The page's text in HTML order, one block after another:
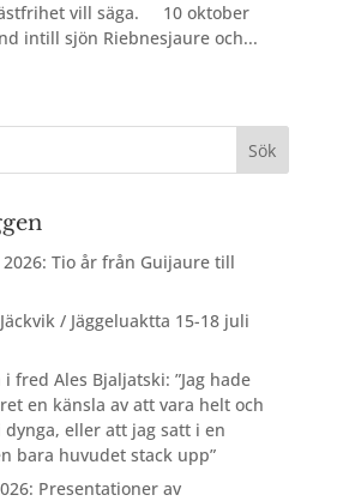
vill säga. 10 oktober
intill sjön Riebnesjaure och...
2026: Tio år från Guijaure till
/ Jäggeluaktta 15-18 juli
fred Ales Bjaljatski: ”Jag hade
en känsla av att vara helt och
eller att jag satt i en
bara huvudet stack upp”
Presentationer av